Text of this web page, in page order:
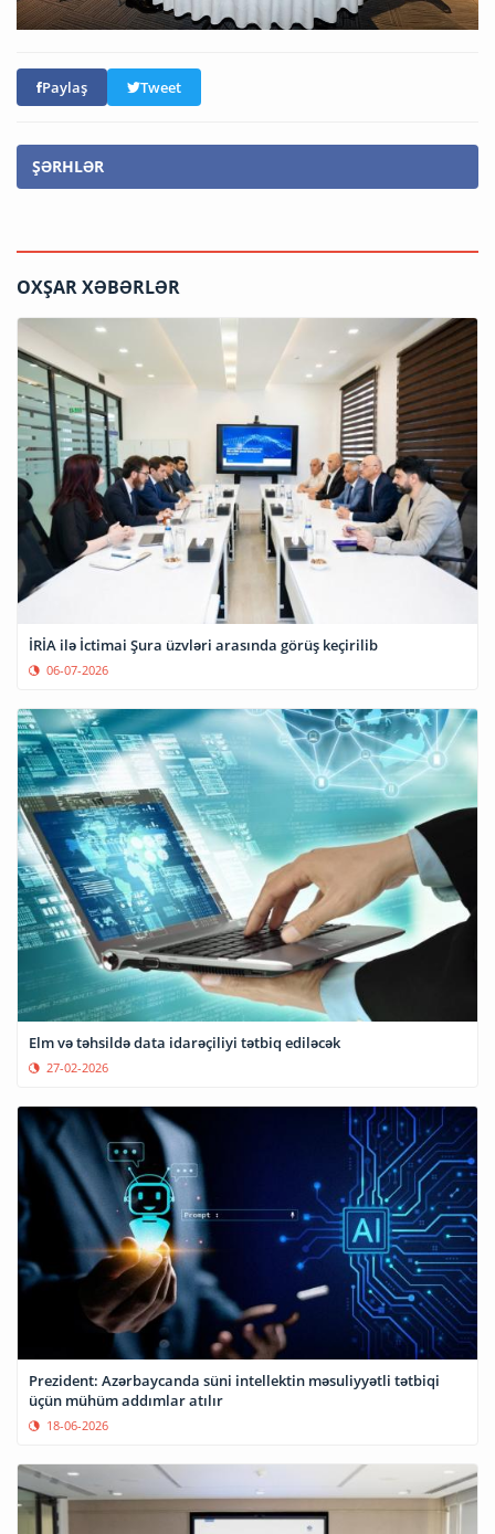
Paylaş Tweet
ŞƏRHLƏR
OXŞAR XƏBƏRLƏR
İRİA ilə İctimai Şura üzvləri arasında görüş keçirilib
06-07-2026
Elm və təhsildə data idarəçiliyi tətbiq ediləcək
27-02-2026
Prezident: Azərbaycanda süni intellektin məsuliyyətli tətbiqi
üçün mühüm addımlar atılır
18-06-2026